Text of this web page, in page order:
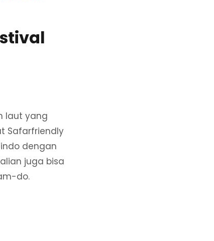
laut yang
Safarfriendly
dengan
juga bisa
do.